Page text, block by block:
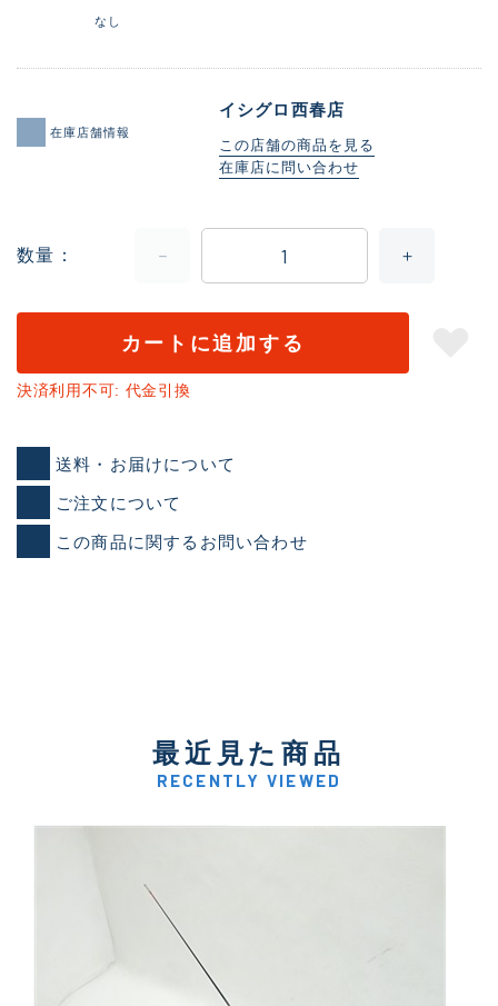
なし
在庫店舗情報
イシグロ西春店
この店舗の商品を見る
在庫店に問い合わせ
数量
カートに追加する
決済利用不可: 代金引換
送料・お届けについて
ご注文について
この商品に関するお問い合わせ
最近見た商品
RECENTLY VIEWED